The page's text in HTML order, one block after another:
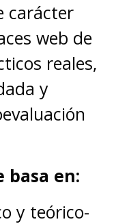
carácter
web de
reales,
y
basa en:
y teórico-